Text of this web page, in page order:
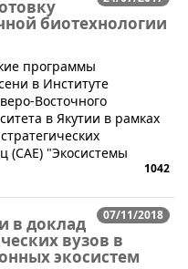
биотехнологии
программы
в Институте
Восточного
в Якутии в рамках
(САЕ) "Экосистемы
1042
07/11/2018
в доклад
вузов в
экосистем